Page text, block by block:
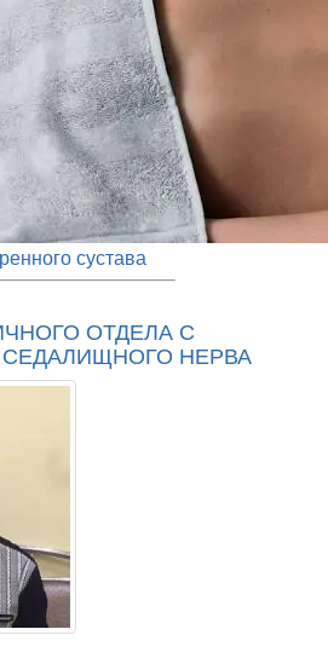
сустава
ОТДЕЛА С
НЕРВА